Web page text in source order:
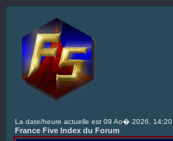
La date/heure actuelle est 09 Ao� 2026, 14:20
France Five Index du Forum